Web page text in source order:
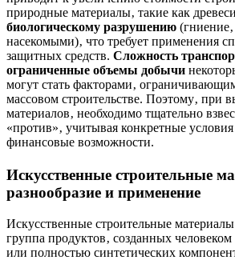
природные материалы‚ такие как
биологическому разрушению
насекомыми)‚ что требует применения
защитных средств. Сложность
ограниченные объемы добычи
могут стать факторами‚
массовом строительстве. Поэтому‚ при
материалов‚ необходимо тщательно
«против»‚ учитывая конкретные
финансовые возможности.
Искусственные строительные
разнообразие и применение
Искусственные строительные
группа продуктов‚ созданных
или полностью синтетических